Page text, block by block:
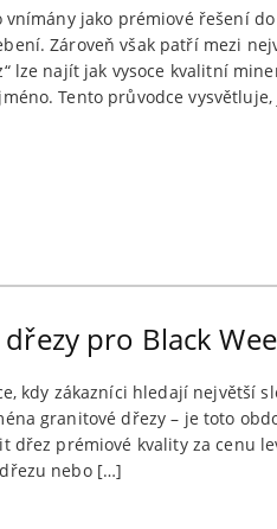
vnímány jako prémiové řešení
Zároveň však patří mezi
lze najít jak vysoce kvalitní
Tento průvodce
pro Black
kdy zákazníci hledají největší
granitové dřezy – je toto
dřez prémiové kvality za cenu
nebo […]